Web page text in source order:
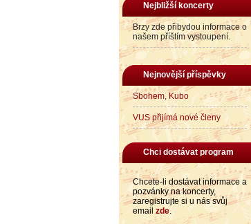
Nejbližší koncerty
Brzy zde přibydou informace o
našem příštím vystoupení.
Nejnovější příspěvky
Sbohem, Kubo
VUS přijímá nové členy
Chci dostávat program
Chcete-li dostávat informace a
pozvánky na koncerty,
zaregistrujte si u nás svůj
email zde.